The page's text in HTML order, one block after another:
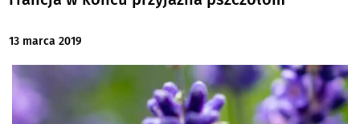
13 marca 2019